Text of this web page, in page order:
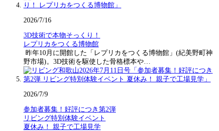
2026/7/16
3D技術で本物そっくり！
レプリカをつくる博物館
昨年10月に開館した「レプリカをつくる博物館」(紀美野町神
野市場)。3D技術を駆使した骨格標本や…
2026/7/9
参加者募集！好評につき第2弾
リビング特別体験イベント
夏休み！ 親子で工場見学